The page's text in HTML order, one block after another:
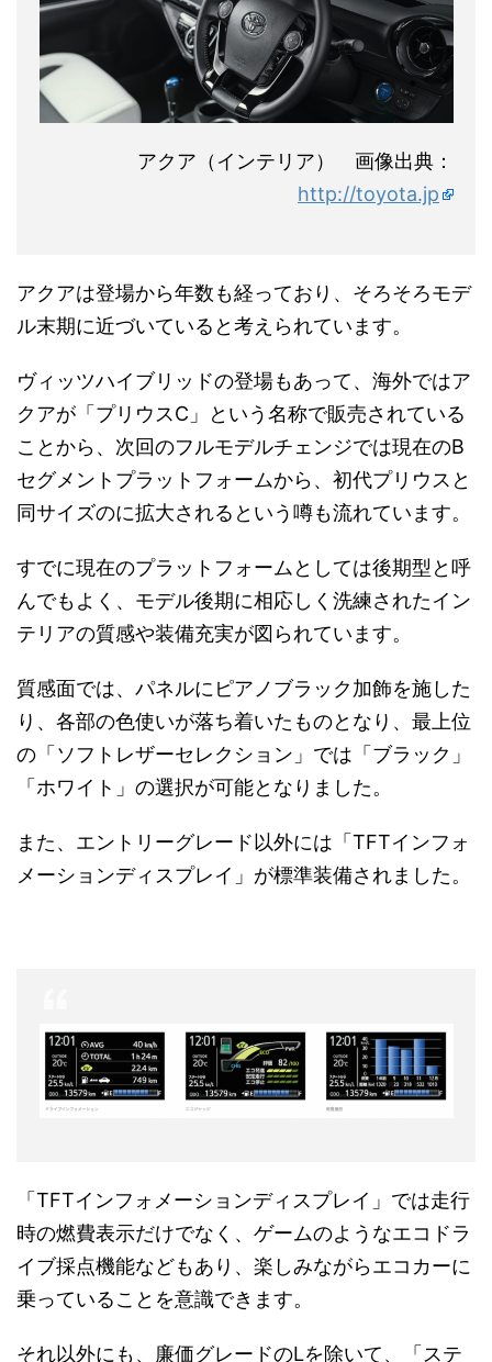
アクア（インテリア） 画像出典：
http://toyota.jp
アクアは登場から年数も経っており、そろそろモデ
ル末期に近づいていると考えられています。
ヴィッツハイブリッドの登場もあって、海外ではア
クアが「プリウスC」という名称で販売されている
ことから、次回のフルモデルチェンジでは現在のB
セグメントプラットフォームから、初代プリウスと
同サイズのに拡大されるという噂も流れています。
すでに現在のプラットフォームとしては後期型と呼
んでもよく、モデル後期に相応しく洗練されたイン
テリアの質感や装備充実が図られています。
質感面では、パネルにピアノブラック加飾を施した
り、各部の色使いが落ち着いたものとなり、最上位
の「ソフトレザーセレクション」では「ブラック」
「ホワイト」の選択が可能となりました。
また、エントリーグレード以外には「TFTインフォ
メーションディスプレイ」が標準装備されました。
「TFTインフォメーションディスプレイ」では走行
時の燃費表示だけでなく、ゲームのようなエコドラ
イブ採点機能などもあり、楽しみながらエコカーに
乗っていることを意識できます。
それ以外にも、廉価グレードのLを除いて、「ステ